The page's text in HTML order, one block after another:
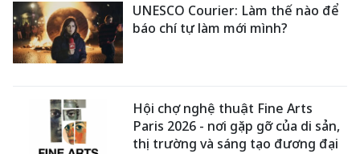
UNESCO Courier: Làm thế nào để
báo chí tự làm mới mình?
Hội chợ nghệ thuật Fine Arts
Paris 2026 - nơi gặp gỡ của di sản,
thị trường và sáng tạo đương đại